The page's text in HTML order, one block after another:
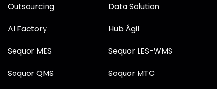
Outsourcing
Data Solution
AI Factory
Hub Ágil
Sequor MES
Sequor LES-WMS
Sequor QMS
Sequor MTC